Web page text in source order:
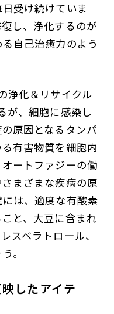
受け続けていま
し、浄化するのが
自己治癒力のよう
浄化＆リサイクル
が、細胞に感染し
原因となるタンパ
有害物質を細胞内
ートファジーの働
まざまな疾病の原
は、適度な有酸素
と、大豆に含まれ
スベラトロール、
。
したアイテ